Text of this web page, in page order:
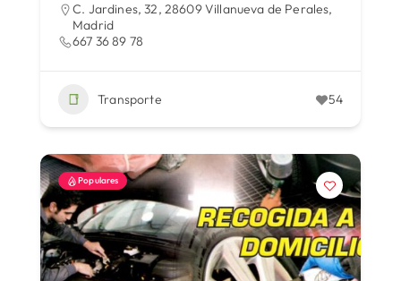
C. Jardines, 32, 28609 Villanueva de Perales,
Madrid
667 36 89 78
Transporte 54
Populares